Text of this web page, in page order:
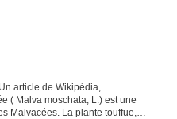
article de Wikipédia,
( Malva moschata, L.) est une
Malvacées. La plante touffue,